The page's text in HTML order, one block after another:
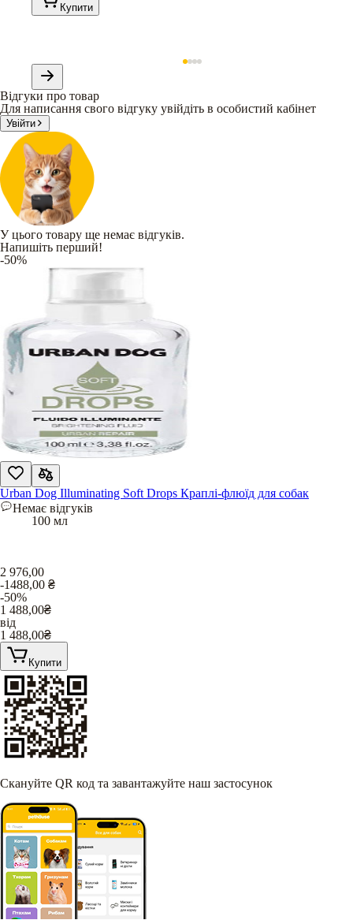
Купити
Відгуки про товар
Для написання свого відгуку увійдіть в особистий кабінет
Увійти
У цього товару ще немає відгуків.
Напишіть перший!
-50%
Urban Dog Illuminating Soft Drops Краплі-флюїд для собак
Немає відгуків
100 мл
2 976,00
-1488,00 ₴
-50%
1 488,00₴
від
1 488,00₴
Купити
Скануйте QR код та завантажуйте наш застосунок